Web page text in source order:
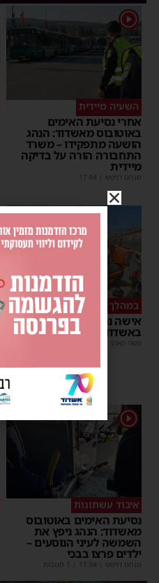
1
השעיה מיידית
אחרי נסיעת האימים
באוטובוס מאשדוד: הנהג
הושעה מתפקידו – משרד
התחבורה הורה על בדיקה
מיידית
מנחם דויטש 17:44
במהלך העבודה
אישה נפלה מסולם במחסן
באשדוד
משה קאהן
1
איבוד עשתונות
נסיעת האימים באוטובוס
מאשדוד: הנהג ניפץ את
השמשה לעיני הנוסעים –
ילדים פרצו בבכי
מנחם דויטש 11:34